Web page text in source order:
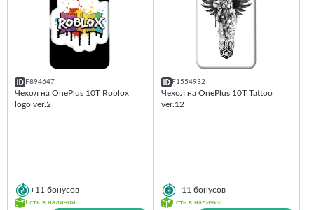
F894647
Чехол на OnePlus 10T Roblox
logo ver.2
+11 бонусов
Есть в наличии
F1554932
Чехол на OnePlus 10T Tattoo
ver.12
+11 бонусов
Есть в наличии